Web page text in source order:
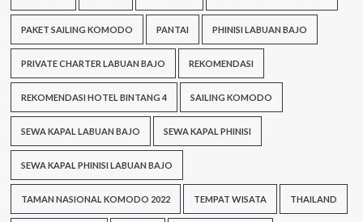
PAKET SAILING KOMODO PANTAI PHINISI LABUAN BAJO
PRIVATE CHARTER LABUAN BAJO REKOMENDASI
REKOMENDASI HOTEL BINTANG 4 SAILING KOMODO
SEWA KAPAL LABUAN BAJO SEWA KAPAL PHINISI
SEWA KAPAL PHINISI LABUAN BAJO
TAMAN NASIONAL KOMODO 2022 TEMPAT WISATA THAILAND